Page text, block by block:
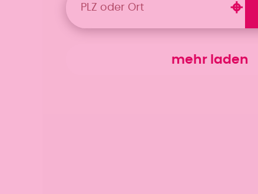
mehr laden